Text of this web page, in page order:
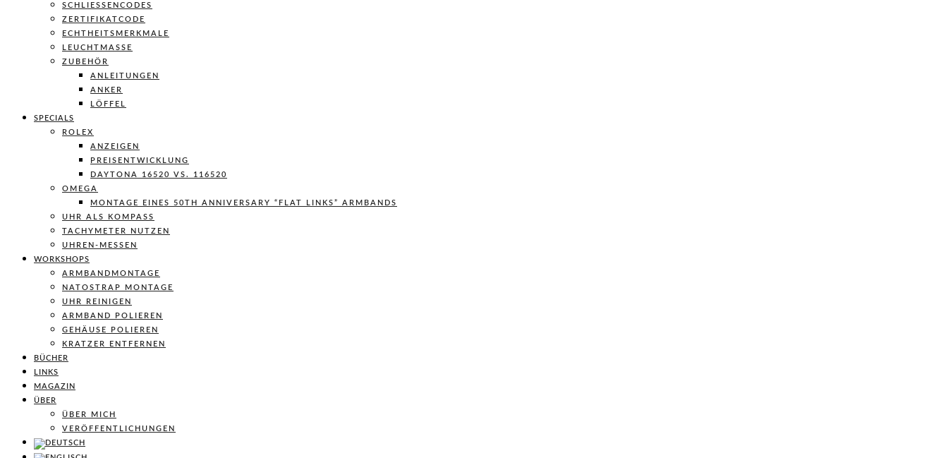
SCHLIESSENCODES
ZERTIFIKATCODE
ECHTHEITSMERKMALE
LEUCHTMASSE
ZUBEHÖR
ANLEITUNGEN
ANKER
LÖFFEL
SPECIALS
ROLEX
ANZEIGEN
PREISENTWICKLUNG
DAYTONA 16520 VS. 116520
OMEGA
MONTAGE EINES 50TH ANNIVERSARY “FLAT LINKS” ARMBANDS
UHR ALS KOMPASS
TACHYMETER NUTZEN
UHREN-MESSEN
WORKSHOPS
ARMBANDMONTAGE
NATOSTRAP MONTAGE
UHR REINIGEN
ARMBAND POLIEREN
GEHÄUSE POLIEREN
KRATZER ENTFERNEN
BÜCHER
LINKS
MAGAZIN
ÜBER
ÜBER MICH
VERÖFFENTLICHUNGEN